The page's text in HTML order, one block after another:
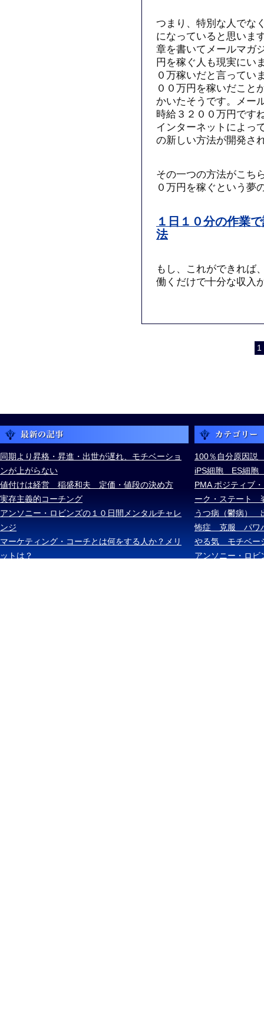
つまり、特別な人でな
になっていると思いま
章を書いてメールマガ
円を稼ぐ人も現実にい
０万稼いだと言ってい
００万円を稼いだこと
かいたそうです。メー
時給３２００万円です
インターネットによっ
の新しい方法が開発さ
その一つの方法がこち
０万円を稼ぐという夢
１日１０分の作業
法
もし、これができれば
働くだけで十分な収入
1
同期より昇格・昇進・出世が遅れ、モチベーショ
ンが上がらない
値付けは経営 稲盛和夫 定価・値段の決め方
実存主義的コーチング
アンソニー・ロビンズの１０日間メンタルチャレ
ンジ
マーケティング・コーチとは何をする人か？メリ
ットは？
100％自分原因
iPS細胞 ES細
PMA ポジティブ
ーク・ステート
うつ病（鬱病）
怖症 克服 パワ
やる気 モチベ
アンソニー・ロ